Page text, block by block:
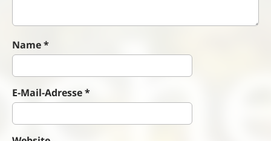
Name*
E-Mail-Adresse*